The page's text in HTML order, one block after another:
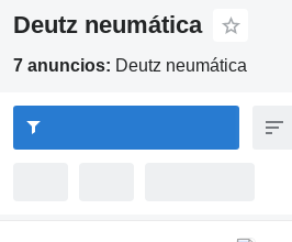
Deutz neumática
7 anuncios: Deutz neumática